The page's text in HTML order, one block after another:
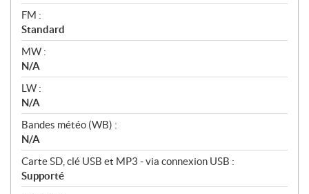
FM :
Standard
MW :
N/A
LW :
N/A
Bandes météo (WB) :
N/A
Carte SD, clé USB et MP3 - via connexion USB :
Supporté